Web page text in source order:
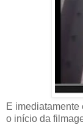
E
o início da